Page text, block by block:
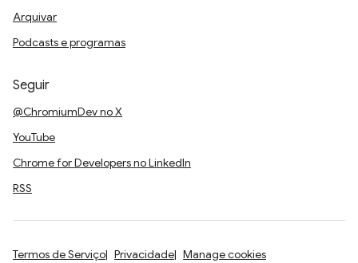
Arquivar
Podcasts e programas
Seguir
@ChromiumDev no X
YouTube
Chrome for Developers no LinkedIn
RSS
Termos de Serviço Privacidade Manage cookies